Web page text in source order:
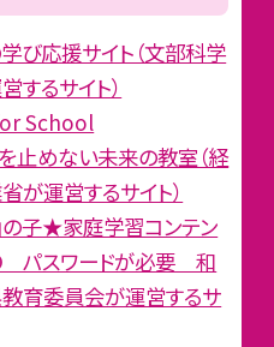
び応援サイト（文部科学
するサイト）
School
止めない未来の教室（経
が運営するサイト）
子★家庭学習コンテン
パスワードが必要 和
育委員会が運営するサ